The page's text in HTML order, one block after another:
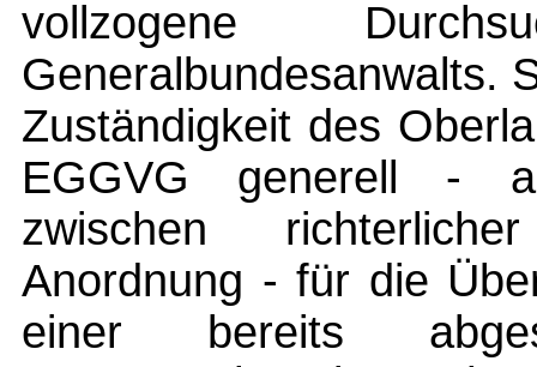
vollzogene
Generalbundesanwalts.
Zuständigkeit des
EGGVG generell -
zwischen
Anordnung - für die
einer bereits